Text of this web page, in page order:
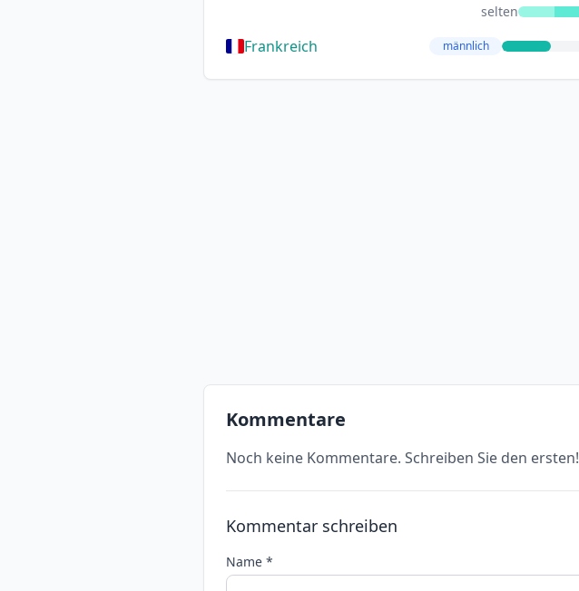
selten
Frankreich männlich
Kommentare
Noch keine Kommentare. Schreiben Sie den ersten!
Kommentar schreiben
Name *